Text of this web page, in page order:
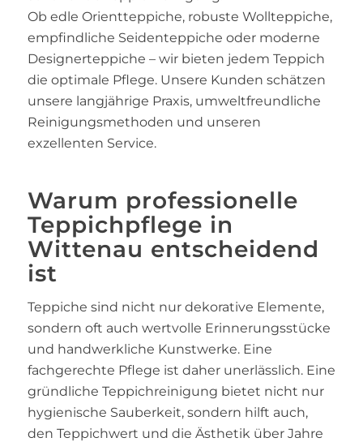
Ob edle Orientteppiche, robuste Wollteppiche,
empfindliche Seidenteppiche oder moderne
Designerteppiche – wir bieten jedem Teppich
die optimale Pflege. Unsere Kunden schätzen
unsere langjährige Praxis, umweltfreundliche
Reinigungsmethoden und unseren
exzellenten Service.
Warum professionelle
Teppichpflege in
Wittenau entscheidend
ist
Teppiche sind nicht nur dekorative Elemente,
sondern oft auch wertvolle Erinnerungsstücke
und handwerkliche Kunstwerke. Eine
fachgerechte Pflege ist daher unerlässlich. Eine
gründliche Teppichreinigung bietet nicht nur
hygienische Sauberkeit, sondern hilft auch,
den Teppichwert und die Ästhetik über Jahre